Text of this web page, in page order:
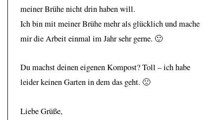
meiner Brühe nicht drin haben will.
Ich bin mit meiner Brühe mehr als glücklich und mache
mir die Arbeit einmal im Jahr sehr gerne. 🙂
Du machst deinen eigenen Kompost? Toll – ich habe
leider keinen Garten in dem das geht. 🙁
Liebe Grüße,